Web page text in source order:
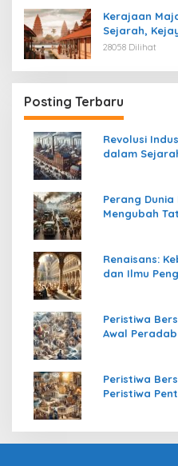
Kerajaan
Sejarah,
28058 Dilihat
Posting Terbaru
Revolusi
dalam
Perang
Mengubah
Renaisans:
dan Ilmu
Peristiwa
Awal
Peristiwa
Peristiwa